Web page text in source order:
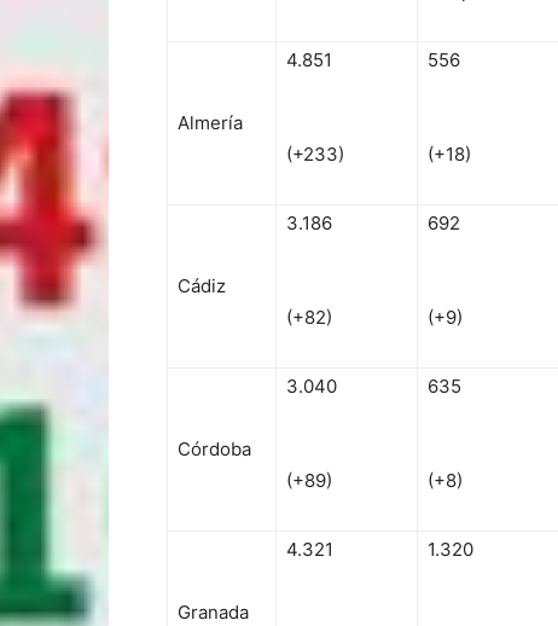
Almería
4.851
(+233)
556
(+18)
Cádiz
3.186
(+82)
692
(+9)
Córdoba
3.040
(+89)
635
(+8)
Granada
4.321 1.320